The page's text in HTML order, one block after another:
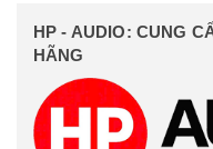
HP - AUDIO: CUNG
HÃNG